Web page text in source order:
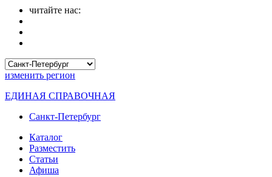
читайте нас:
изменить регион
ЕДИНАЯ СПРАВОЧНАЯ
Санкт-Петербург
Каталог
Разместить
Статьи
Афиша